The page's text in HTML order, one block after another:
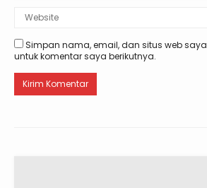
Simpan nama, email, dan situs web
untuk komentar saya berikutnya.